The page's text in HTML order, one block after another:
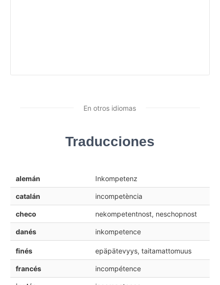
En otros idiomas
Traducciones
alemán Inkompetenz
catalán incompetència
checo nekompetentnost, neschopnost
danés inkompetence
finés epäpätevyys, taitamattomuus
francés incompétence